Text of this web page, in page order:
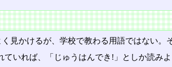
見かけるが、学校で教わる用語ではない
ていれば、「じゅうはんでき!」としか読み